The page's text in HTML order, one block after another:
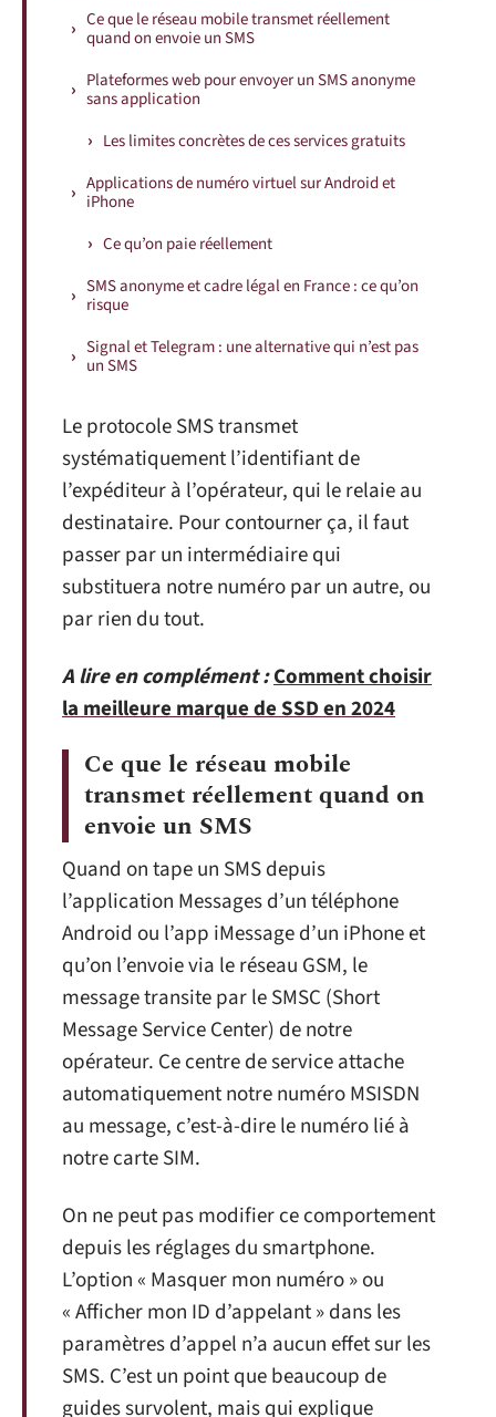
Ce que le réseau mobile transmet réellement
quand on envoie un SMS
Plateformes web pour envoyer un SMS anonyme
sans application
Les limites concrètes de ces services gratuits
Applications de numéro virtuel sur Android et
iPhone
Ce qu’on paie réellement
SMS anonyme et cadre légal en France : ce qu’on
risque
Signal et Telegram : une alternative qui n’est pas
un SMS
Le protocole SMS transmet
systématiquement l’identifiant de
l’expéditeur à l’opérateur, qui le relaie au
destinataire. Pour contourner ça, il faut
passer par un intermédiaire qui
substituera notre numéro par un autre, ou
par rien du tout.
A lire en complément :Comment choisir
la meilleure marque de SSD en 2024
Ce que le réseau mobile
transmet réellement quand on
envoie un SMS
Quand on tape un SMS depuis
l’application Messages d’un téléphone
Android ou l’app iMessage d’un iPhone et
qu’on l’envoie via le réseau GSM, le
message transite par le SMSC (Short
Message Service Center) de notre
opérateur. Ce centre de service attache
automatiquement notre numéro MSISDN
au message, c’est-à-dire le numéro lié à
notre carte SIM.
On ne peut pas modifier ce comportement
depuis les réglages du smartphone.
L’option « Masquer mon numéro » ou
« Afficher mon ID d’appelant » dans les
paramètres d’appel n’a aucun effet sur les
SMS. C’est un point que beaucoup de
guides survolent, mais qui explique